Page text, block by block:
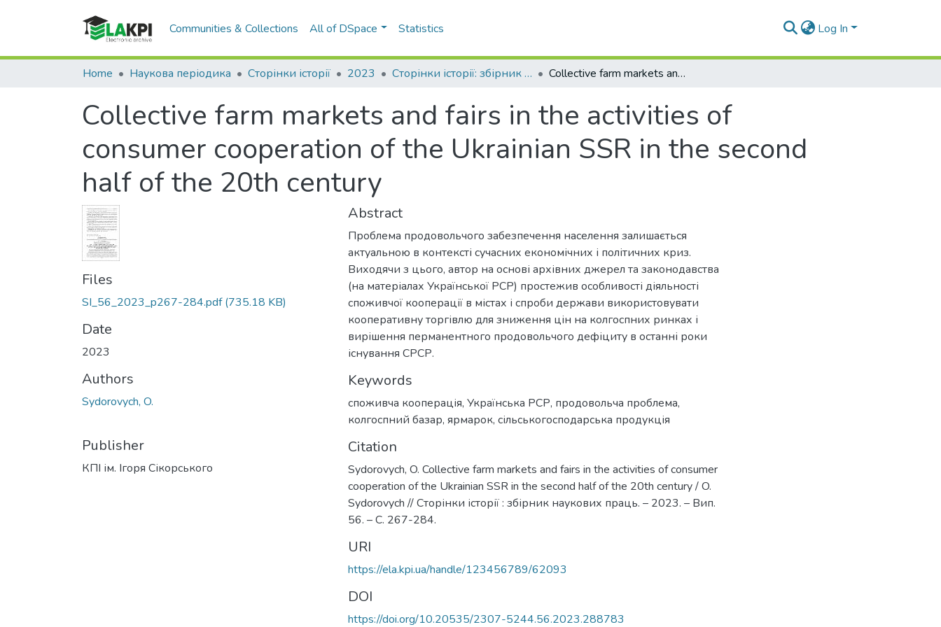
Communities & Collections All of DSpace Statistics Log In
Home Наукова періодика Сторінки історії 2023 Сторінки історії: збірник наукових праць, Вип. 56 Collective farm markets and fairs in the activities of consumer cooperation of the Ukrainian SSR in the second half of the 20th century
Collective farm markets and fairs in the activities of
consumer cooperation of the Ukrainian SSR in the second
half of the 20th century
Files
SI_56_2023_p267-284.pdf(735.18 KB)
Date
2023
Authors
Sydorovych, O.
Publisher
КПІ ім. Ігоря Сікорського
Abstract
Проблема продовольчого забезпечення населення залишається
актуальною в контексті сучасних економічних і політичних криз.
Виходячи з цього, автор на основі архівних джерел та законодавства
(на матеріалах Української РСР) простежив особливості діяльності
споживчої кооперації в містах і спроби держави використовувати
кооперативну торгівлю для зниження цін на колгоспних ринках і
вирішення перманентного продовольчого дефіциту в останні роки
існування СРСР.
Keywords
споживча кооперація, Українська РСР, продовольча проблема,
колгоспний базар, ярмарок, сільськогосподарська продукція
Citation
Sydorovych, O. Collective farm markets and fairs in the activities of consumer
cooperation of the Ukrainian SSR in the second half of the 20th century / O.
Sydorovych // Сторінки історії : збірник наукових праць. – 2023. – Вип.
56. – С. 267-284.
URI
https://ela.kpi.ua/handle/123456789/62093
DOI
https://doi.org/10.20535/2307-5244.56.2023.288783